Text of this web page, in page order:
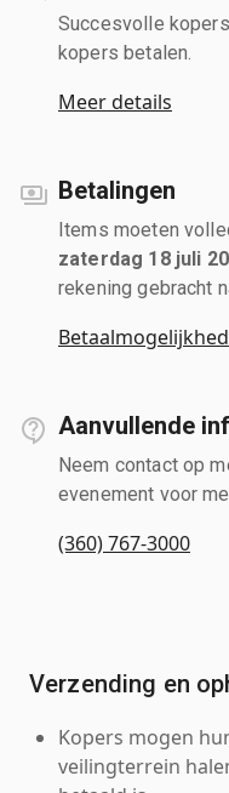
Succesvolle
kopers betalen.
Meer details
Betalingen
Items moeten
zaterdag 18 juli
rekening gebracht
Aanvullende
Neem contact op
evenement voor
(360) 767-3000
Verzending en
Kopers mogen
veilingterrein